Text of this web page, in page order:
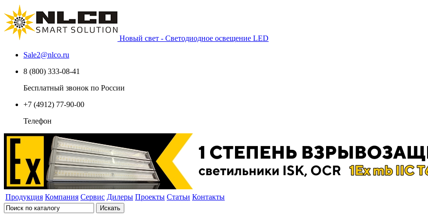
Новый свет - Светодиодное освещение LED
Sale2@nlco.ru
8 (800) 333-08-41
Бесплатный звонок по России
+7 (4912) 77-90-00
Телефон
Продукция Компания Сервис Дилеры Проекты Статьи Контакты